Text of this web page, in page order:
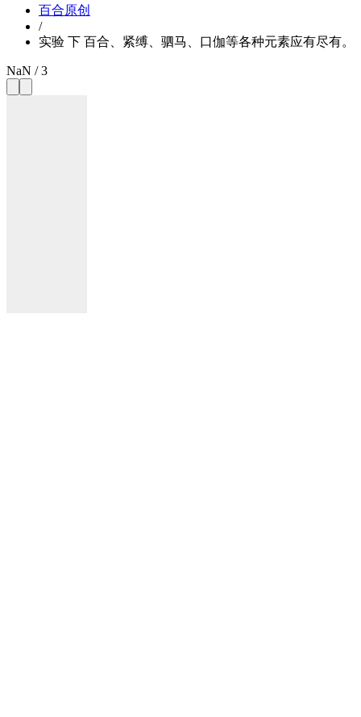
百合原创
/
实验 下 百合、紧缚、驷马、口伽等各种元素应有尽有。
NaN / 3